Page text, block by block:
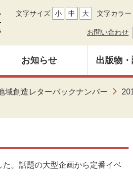
文字サイズ 小 中 大 文字カラー
お問い合わせ
お知らせ
募集中
出版物
地域
雑誌「
調査
域創造レターバックナンバー
。話題の大型企画から定番イベ